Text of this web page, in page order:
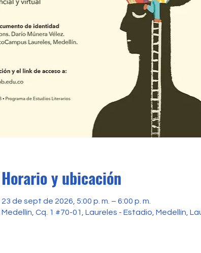
Horario y ubicación
23 de sept de 2026, 5:00 p. m. – 6:00 p. m.
Medellín, Cq. 1 #70-01, Laureles - Estadio, Medellín,